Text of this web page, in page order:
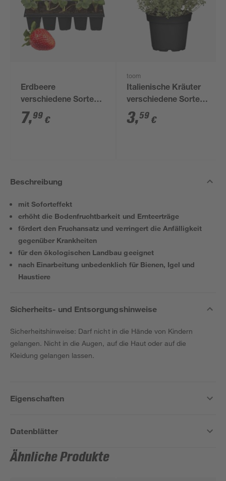
Erdbeere
verschiedene Sorten
10er-Tray
7,99 €
toom
Italienische Kräuter
verschiedene Sorten
14 cm Topf
3,59 €
Beschreibung
mit Soforteffekt
erhöht die Bodenfruchtbarkeit und Ernteerträge
fördert den Fruchansatz und verringert die Anfälligkeit
gegenüber Krankheiten
für den ökologischen Landbau geeignet
nach Einarbeitung unbedenklich für Bienen, Igel und
Haustiere
Sicherheits- und Entsorgungshinweise
Sicherheitshinweise: Darf nicht in die Hände von Kindern
gelangen. Nicht in die Augen, auf die Haut oder auf die
Kleidung gelangen lassen.
Eigenschaften
Datenblätter
Ähnliche Produkte